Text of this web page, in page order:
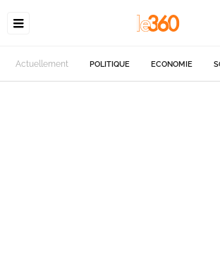
Actuellement POLITIQUE ECONOMIE